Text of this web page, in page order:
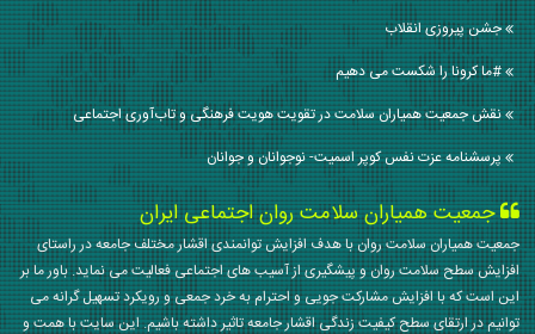
جشن پیروزی انقلاب
#ما کرونا را شکست می دهیم
نقش جمعیت همیاران سلامت در تقویت هویت فرهنگی و تاب‌آوری اجتماعی
پرسشنامه عزت نفس کوپر اسمیت- نوجوانان و جوانان
جمعیت همیاران سلامت روان اجتماعی ایران
جمعیت همیاران سلامت روان با هدف افزایش توانمندی اقشار مختلف جامعه در راستای
افزایش سطح سلامت روان و پیشگیری از آسیب های اجتماعی فعالیت می نماید. باور ما بر
این است که با افزایش مشارکت جویی و احترام به خرد جمعی و رویکرد تسهیل گرانه می
توانیم در ارتقای سطح کیفیت زندگی اقشار جامعه تاثیر داشته باشیم. این سایت با همت و